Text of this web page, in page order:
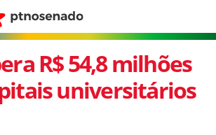
R$ 54,8 milhões
universitários